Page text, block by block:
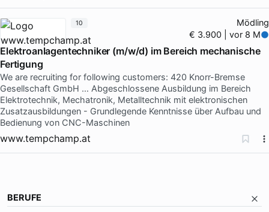
Mödling
€ 3.900 | vor 8 M
Elektroanlagentechniker (m/w/d) im Bereich mechanische
Fertigung
We are recruiting for following customers: 420 Knorr-Bremse
Gesellschaft GmbH … Abgeschlossene Ausbildung im Bereich
Elektrotechnik, Mechatronik, Metalltechnik mit elektronischen
Zusatzausbildungen - Grundlegende Kenntnisse über Aufbau und
Bedienung von CNC-Maschinen
www.tempchamp.at
10
BERUFE